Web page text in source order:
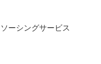
ーシングサービス